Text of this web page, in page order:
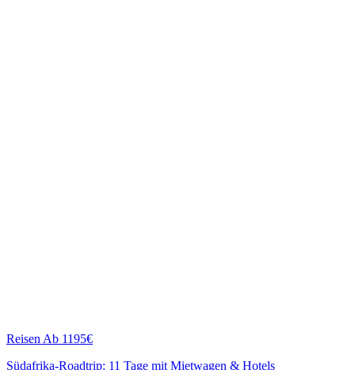
ReisenAb 1195€
Südafrika-Roadtrip: 11 Tage mit Mietwagen & Hotels